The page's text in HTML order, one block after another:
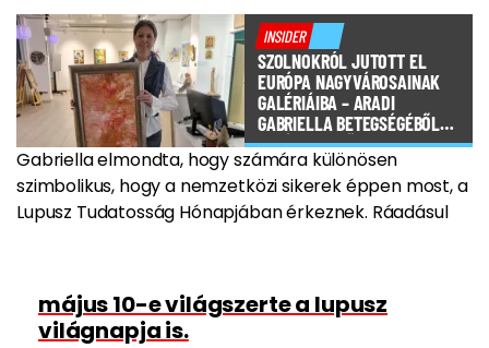
INSIDER
SZOLNOKRÓL JUTOTT EL
EURÓPA NAGYVÁROSAINAK
GALÉRIÁIBA – ARADI
GABRIELLA BETEGSÉGÉBŐL
MERÍTETT ERŐT
Gabriella elmondta, hogy számára különösen
szimbolikus, hogy a nemzetközi sikerek éppen most, a
Lupusz Tudatosság Hónapjában érkeznek. Ráadásul
május 10-e világszerte a lupusz
világnapja is.